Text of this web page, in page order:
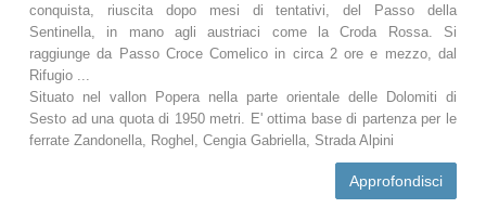
conquista, riuscita dopo mesi di tentativi, del Passo della
Sentinella, in mano agli austriaci come la Croda Rossa. Si
raggiunge da Passo Croce Comelico in circa 2 ore e mezzo, dal
Rifugio ...
Situato nel vallon Popera nella parte orientale delle Dolomiti di
Sesto ad una quota di 1950 metri. E' ottima base di partenza per le
ferrate Zandonella, Roghel, Cengia Gabriella, Strada Alpini
Approfondisci